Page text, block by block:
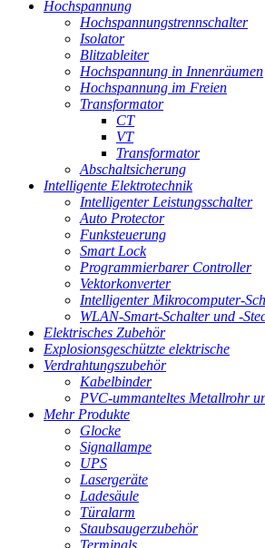
Hochspannung
Hochspannungstrennschalter
Isolator
Blitzableiter
Hochspannung in Innenräumen
Hochspannung im Freien
Transformator
CT
VT
Transformator
Abschaltsicherung
Intelligente Elektrotechnik
Intelligenter Leistungsschalter
Auto Protector
Funksteuerung
Smart Lock
Programmierbarer Controller
Vektorkonverter
Intelligenter Mikrocomputer-
WLAN-Smart-Schalter und -
Elektrisches Zubehör
Explosionsgeschützte elektrische
Verdrahtungszubehör
Kabelbinder
PVC-ummanteltes Metallrohr
Mehr Produkte
Glocke
Signallampe
UPS
Lasergeräte
Ladesäule
Türalarm
Staubsaugerzubehör